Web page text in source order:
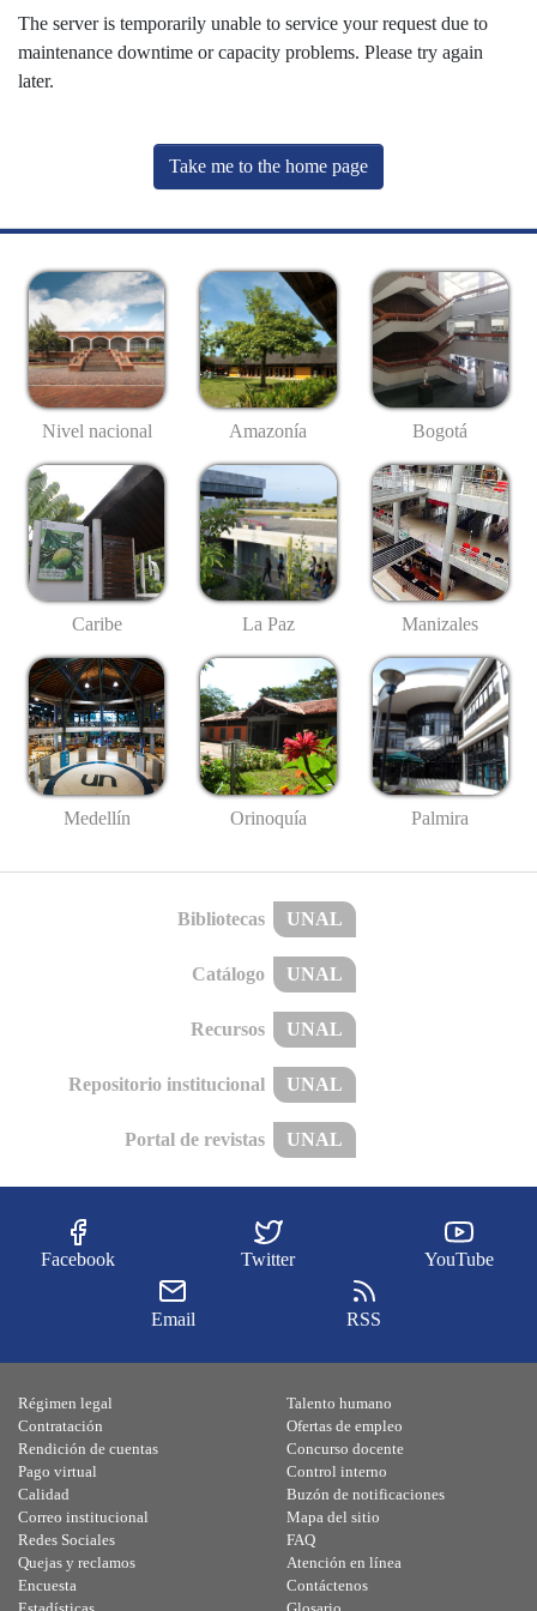
The server is temporarily unable to service your request due to
maintenance downtime or capacity problems. Please try again
later.
Take me to the home page
Nivel nacional Amazonía Bogotá
Caribe La Paz Manizales
Medellín Orinoquía Palmira
Bibliotecas UNAL
Catálogo UNAL
Recursos UNAL
Repositorio institucional UNAL
Portal de revistas UNAL
Facebook Twitter YouTube
Email RSS
Régimen legal
Contratación
Rendición de cuentas
Pago virtual
Calidad
Talento humano
Ofertas de empleo
Concurso docente
Control interno
Buzón de notificaciones
Correo institucional
Redes Sociales
Quejas y reclamos
Encuesta
Mapa del sitio
FAQ
Atención en línea
Contáctenos